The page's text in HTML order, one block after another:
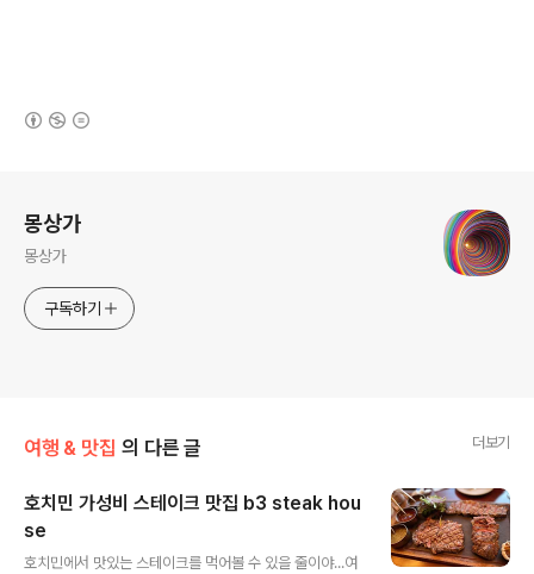
몽상가
몽상가
구독하기
여행 & 맛집 의 다른 글 더보기
호치민 가성비 스테이크 맛집 b3 steak hou
se
호치민에서 맛있는 스테이크를 먹어볼 수 있을 줄이야...여